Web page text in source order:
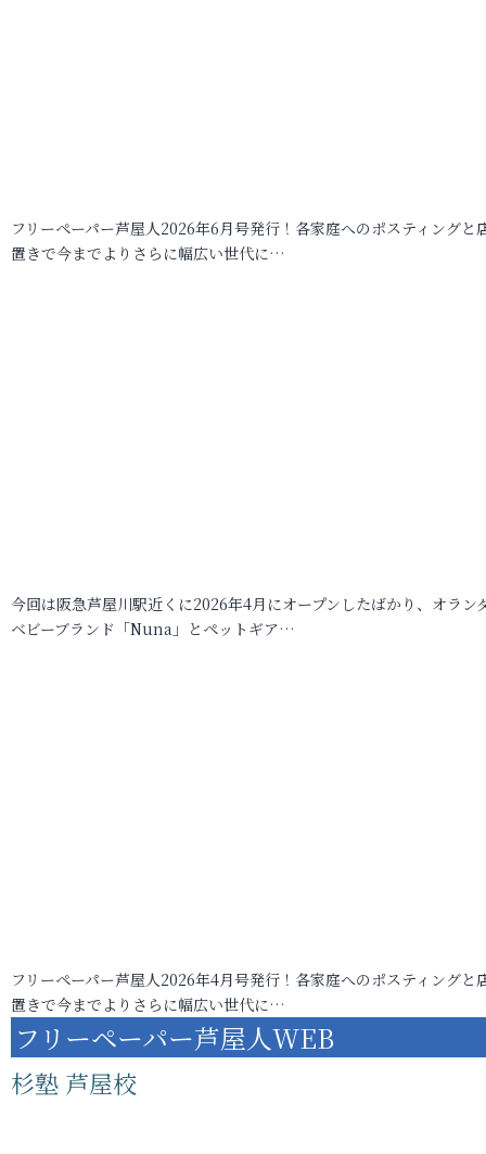
フリーペーパー芦屋人2026年6月号発行！各家庭へのポスティングと
置きで今までよりさらに幅広い世代に…
今回は阪急芦屋川駅近くに2026年4月にオープンしたばかり、オラン
ベビーブランド「Nuna」とペットギア…
フリーペーパー芦屋人2026年4月号発行！各家庭へのポスティングと
置きで今までよりさらに幅広い世代に…
フリーペーパー芦屋人WEB
杉塾 芦屋校